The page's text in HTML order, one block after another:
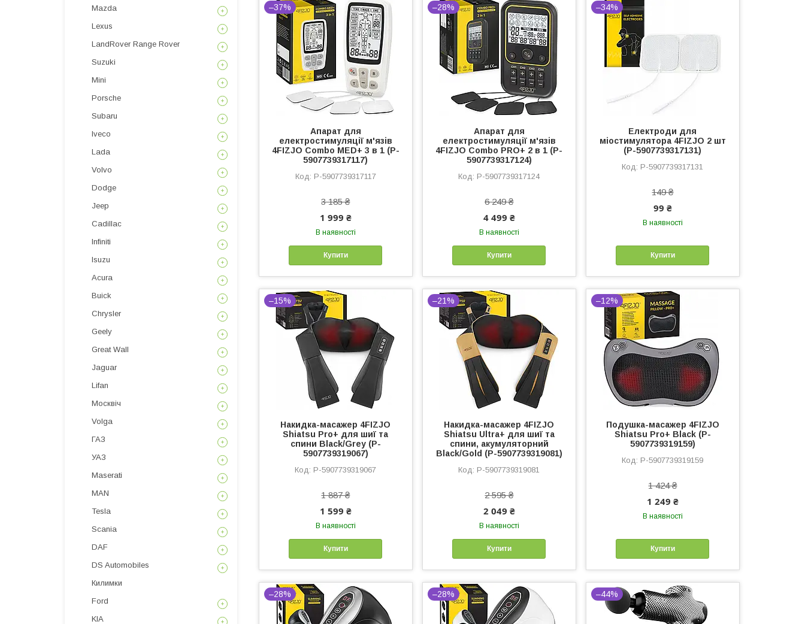
–37%
Апарат для
електростимуляції м'язів
4FIZJO Combo MED+ 3 в 1 (P-
5907739317117)
P-5907739317117
3 185 ₴
1 999 ₴
В наявності
Купити
–28%
Апарат для
електростимуляції м'язів
4FIZJO Combo PRO+ 2 в 1 (P-
5907739317124)
P-5907739317124
6 249 ₴
4 499 ₴
В наявності
Купити
–34%
Електроди для
міостимулятора 4FIZJO 2 шт
(P-5907739317131)
P-5907739317131
149 ₴
99 ₴
В наявності
Купити
–15%
Накидка-масажер 4FIZJO
Shiatsu Pro+ для шиї та
спини Black/Grey (P-
5907739319067)
P-5907739319067
1 887 ₴
1 599 ₴
В наявності
Купити
–21%
Накидка-масажер 4FIZJO
Shiatsu Ultra+ для шиї та
спини, акумуляторний
Black/Gold (P-5907739319081)
P-5907739319081
2 595 ₴
2 049 ₴
В наявності
Купити
–12%
Подушка-масажер 4FIZJO
Shiatsu Pro+ Black (P-
5907739319159)
P-5907739319159
1 424 ₴
1 249 ₴
В наявності
Купити
–28% –28% –44%
Mazda
Lexus
LandRover Range Rover
Suzuki
Mini
Porsche
Subaru
Iveco
Lada
Volvo
Dodge
Jeep
Cadillac
Infiniti
Isuzu
Acura
Buick
Chrysler
Geely
Great Wall
Jaguar
Lifan
Москвіч
Volga
ГАЗ
УАЗ
Maserati
MAN
Tesla
Scania
DAF
DS Automobiles
Килимки
Ford
KIA